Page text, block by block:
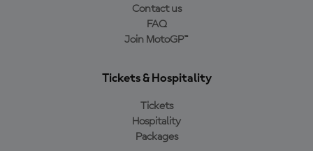
Contact us
FAQ
Join MotoGP™
Tickets & Hospitality
Tickets
Hospitality
Packages